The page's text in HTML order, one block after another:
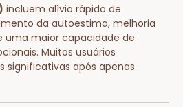
incluem alívio rápido de
da autoestima, melhoria
uma maior capacidade de
Muitos usuários
significativas após apenas